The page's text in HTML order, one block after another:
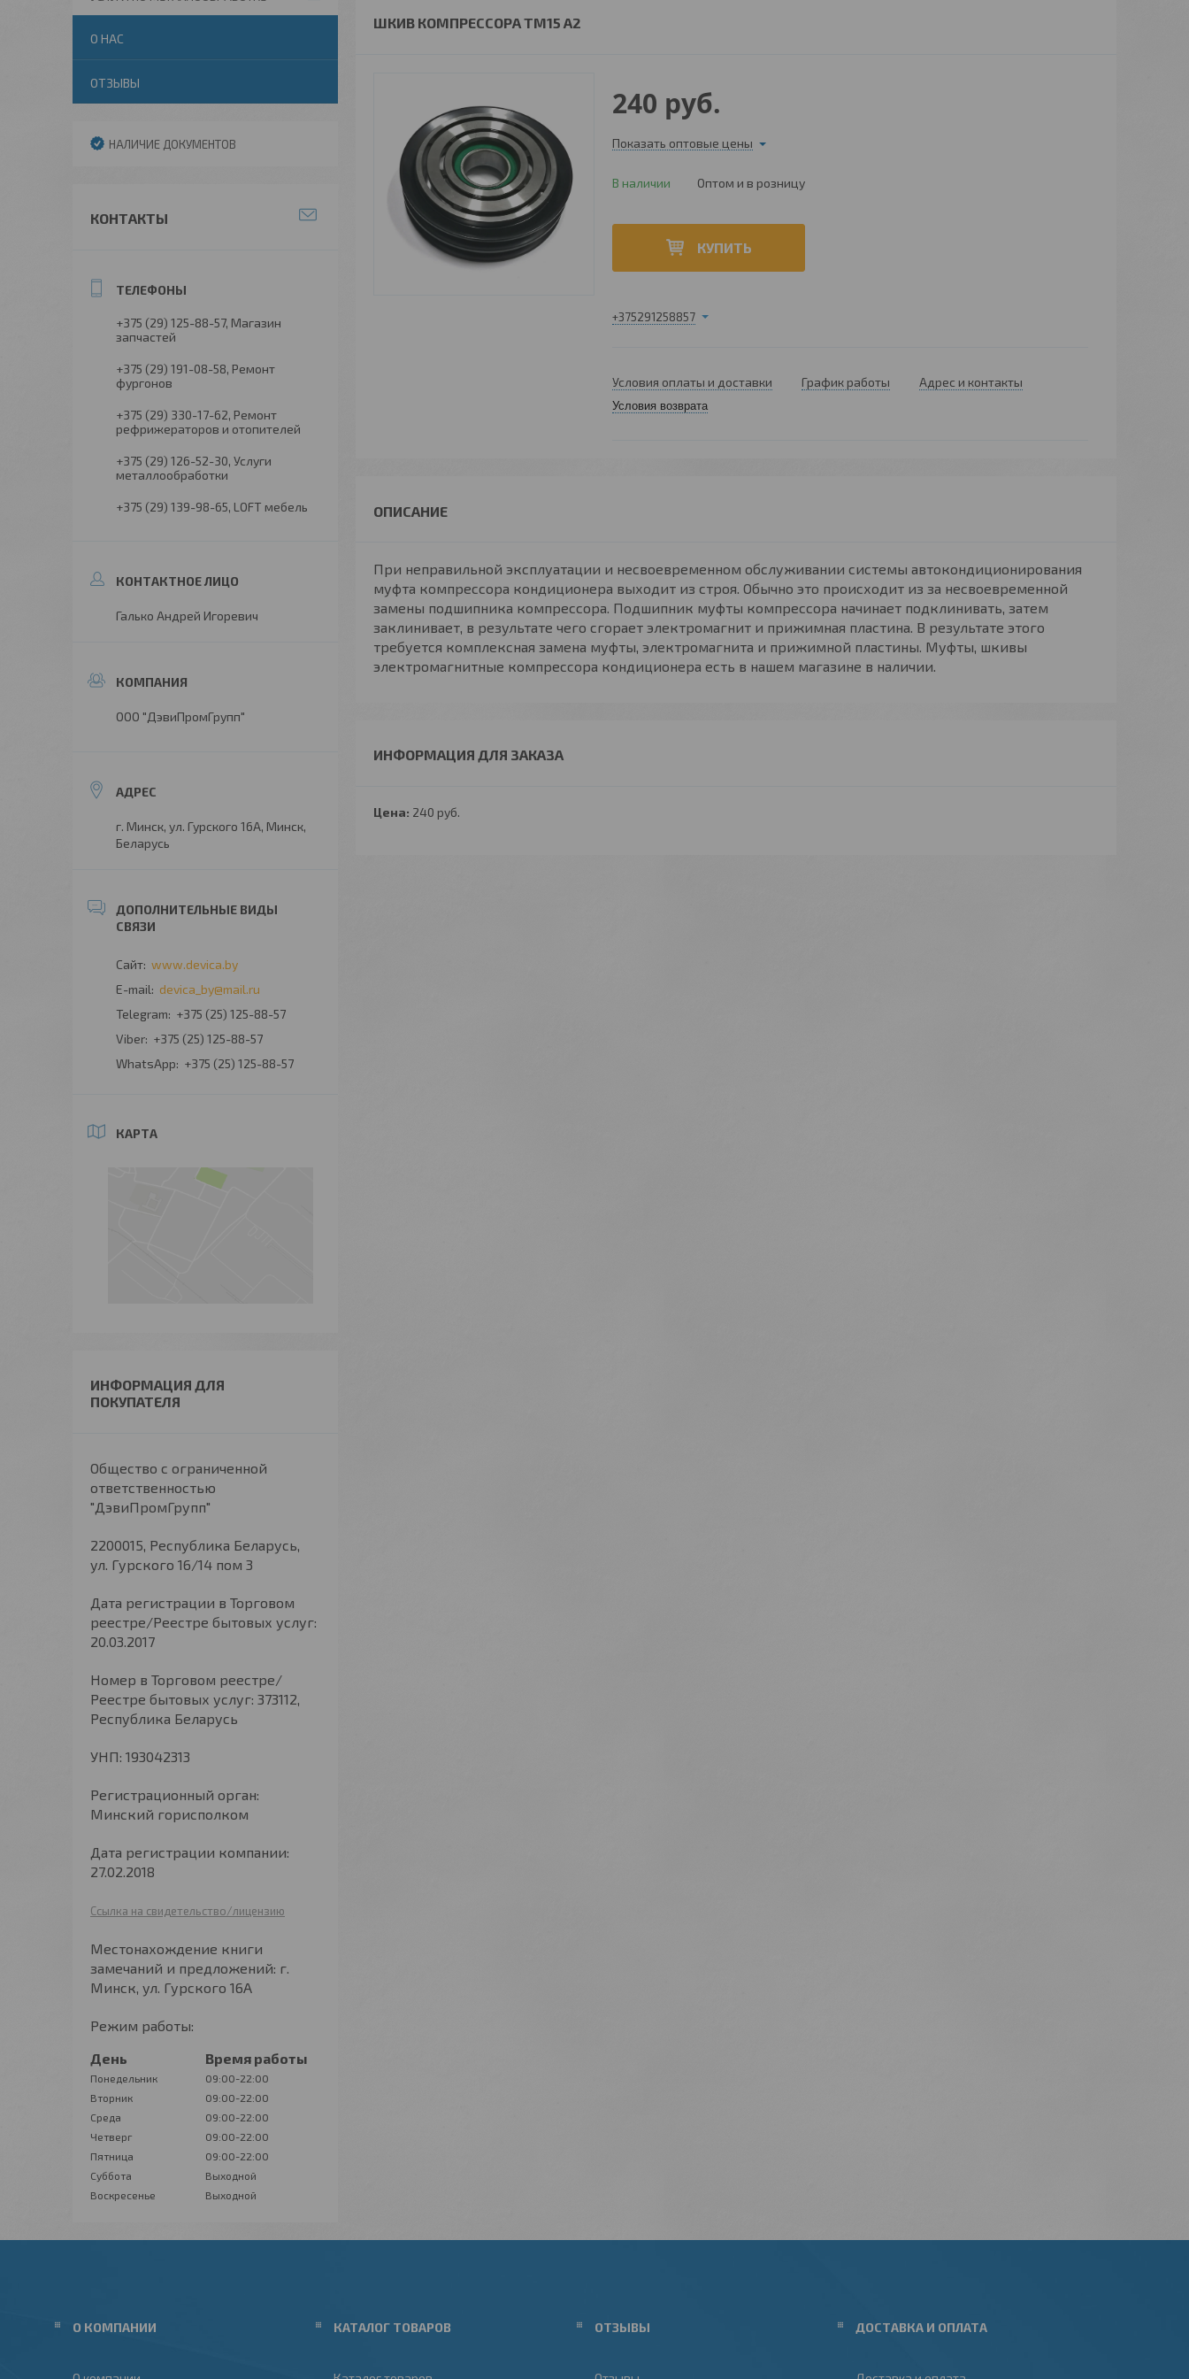
ШКИВ КОМПРЕССОРА ТМ15 A2
240 руб.
Показать оптовые цены
В наличии Оптом и в розницу
КУПИТЬ
+375291258857
Условия оплаты и доставки График работы Адрес и контакты
Условия возврата
При неправильной эксплуатации и несвоевременном обслуживании системы автокондиционирования
муфта компрессора кондиционера выходит из строя. Обычно это происходит из за несвоевременной
замены подшипника компрессора. Подшипник муфты компрессора начинает подклинивать, затем
заклинивает, в результате чего сгорает электромагнит и прижимная пластина. В результате этого
требуется комплексная замена муфты, электромагнита и прижимной пластины. Муфты, шкивы
электромагнитные компрессора кондиционера есть в нашем магазине в наличии.
ИНФОРМАЦИЯ ДЛЯ ЗАКАЗА
Цена: 240 руб.
О НАС
ОТЗЫВЫ
НАЛИЧИЕ ДОКУМЕНТОВ
КОНТАКТЫ
+375 (29) 125-88-57 Магазин
запчастей
+375 (29) 191-08-58 Ремонт
фургонов
+375 (29) 330-17-62 Ремонт
рефрижераторов и отопителей
+375 (29) 126-52-30 Услуги
металлообработки
+375 (29) 139-98-65 LOFT мебель
Галько Андрей Игоревич
ООО "ДэвиПромГрупп"
г. Минск, ул. Гурского 16А, Минск,
Беларусь
www.devica.by
devica_by@mail.ru
+375 (25) 125-88-57
+375 (25) 125-88-57
+375 (25) 125-88-57
КАРТА
ИНФОРМАЦИЯ ДЛЯ
ПОКУПАТЕЛЯ
Общество с ограниченной
ответственностью
"ДэвиПромГрупп"
2200015, Республика Беларусь,
ул. Гурского 16/14 пом 3
Дата регистрации в Торговом
реестре/Реестре бытовых услуг:
20.03.2017
Номер в Торговом реестре/
Реестре бытовых услуг: 373112,
Республика Беларусь
УНП: 193042313
Регистрационный орган:
Минский горисполком
Дата регистрации компании:
27.02.2018
Ссылка на свидетельство/лицензию
Местонахождение книги
замечаний и предложений: г.
Минск, ул. Гурского 16А
Режим работы:
День
Время работы
Понедельник
09:00-22:00
Вторник
09:00-22:00
Среда
09:00-22:00
Четверг
09:00-22:00
Пятница
09:00-22:00
Суббота
Выходной
Воскресенье
Выходной
О КОМПАНИИ КАТАЛОГ ТОВАРОВ ОТЗЫВЫ ДОСТАВКА И ОПЛАТА